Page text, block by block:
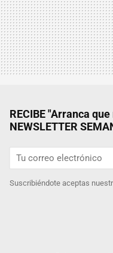
RECIBE "Arranca
NEWSLETTER
Suscribiéndote aceptas